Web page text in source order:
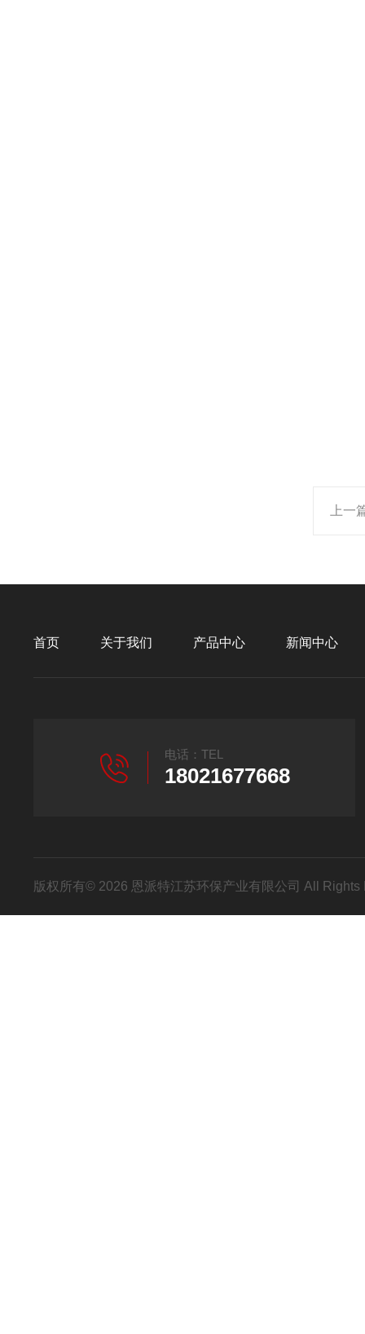
上一
首页 关于我们 产品中心 新闻中心
电话：TEL
18021677668
版权所有© 2026 恩派特江苏环保产业有限公司 All